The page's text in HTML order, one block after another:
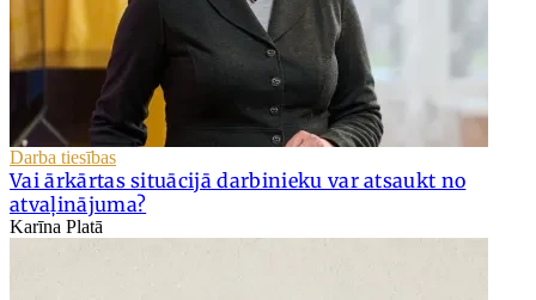
Darba tiesības
Vai ārkārtas situācijā darbinieku var atsaukt no
atvaļinājuma?
Karīna Platā